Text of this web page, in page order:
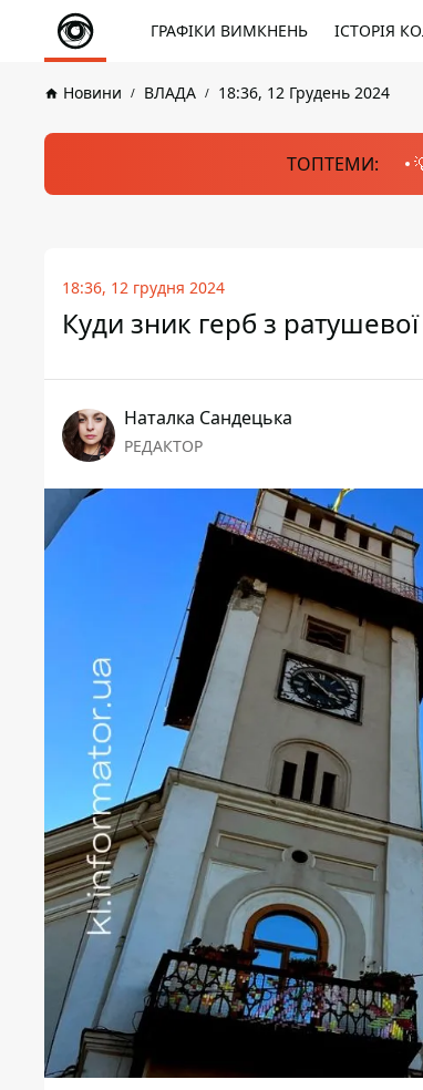
ГРАФІКИ ВИМКНЕНЬ ІСТОРІЯ
Новини ВЛАДА 18:36, 12 Грудень 2024
ТОПТЕМИ:
18:36, 12 грудня 2024
Куди зник герб з
Наталка Сандецька
РЕДАКТОР